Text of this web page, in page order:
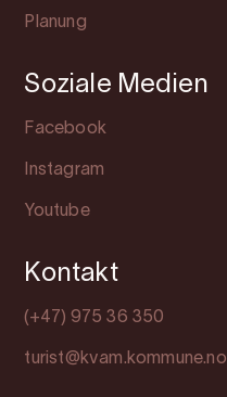
Planung
Soziale Medien
Facebook
Instagram
Youtube
Kontakt
(+47) 975 36 350
turist@kvam.kommune.no